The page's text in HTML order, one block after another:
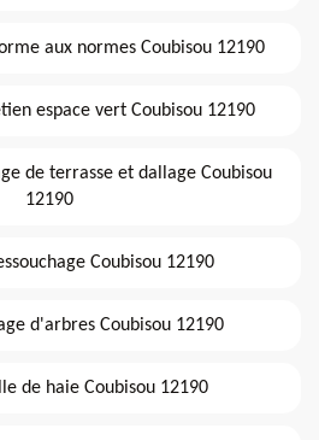
aux normes Coubisou 12190
espace vert Coubisou 12190
de terrasse et dallage Coubisou
12190
Coubisou 12190
d'arbres Coubisou 12190
de haie Coubisou 12190